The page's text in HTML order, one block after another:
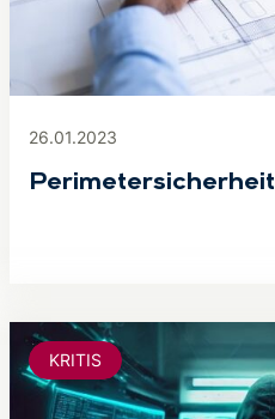
26.01.2023
Peri­me­ter­si­cher­heit
KRITIS